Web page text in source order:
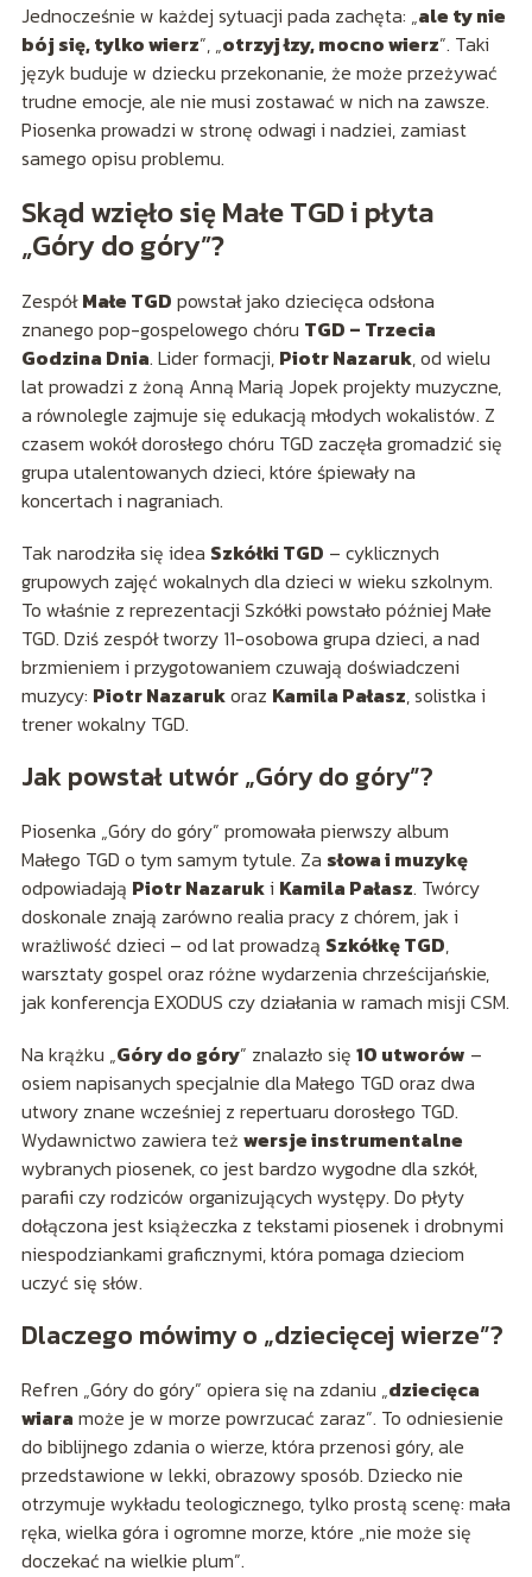
Jednocześnie w każdej sytuacji pada zachęta: „ale ty nie
bój się, tylko wierz”, „otrzyj łzy, mocno wierz”. Taki
język buduje w dziecku przekonanie, że może przeżywać
trudne emocje, ale nie musi zostawać w nich na zawsze.
Piosenka prowadzi w stronę odwagi i nadziei, zamiast
samego opisu problemu.
Skąd wzięło się Małe TGD i płyta
„Góry do góry”?
ZespółMałe TGD powstał jako dziecięca odsłona
znanego pop-gospelowego chóru TGD – Trzecia
Godzina Dnia. Lider formacji, Piotr Nazaruk, od wielu
lat prowadzi z żoną Anną Marią Jopek projekty muzyczne,
a równolegle zajmuje się edukacją młodych wokalistów. Z
czasem wokół dorosłego chóru TGD zaczęła gromadzić się
grupa utalentowanych dzieci, które śpiewały na
koncertach i nagraniach.
Tak narodziła się idea Szkółki TGD – cyklicznych
grupowych zajęć wokalnych dla dzieci w wieku szkolnym.
To właśnie z reprezentacji Szkółki powstało później Małe
TGD. Dziś zespół tworzy 11-osobowa grupa dzieci, a nad
brzmieniem i przygotowaniem czuwają doświadczeni
muzycy: Piotr Nazarukoraz Kamila Pałasz, solistka i
trener wokalny TGD.
Jak powstał utwór „Góry do góry”?
Piosenka „Góry do góry” promowała pierwszy album
Małego TGD o tym samym tytule. Za słowa i muzykę
odpowiadają Piotr Nazaruki Kamila Pałasz. Twórcy
doskonale znają zarówno realia pracy z chórem, jak i
wrażliwość dzieci – od lat prowadzą Szkółkę TGD,
warsztaty gospel oraz różne wydarzenia chrześcijańskie,
jak konferencja EXODUS czy działania w ramach misji CSM.
Na krążku „Góry do góry” znalazło się 10 utworów –
osiem napisanych specjalnie dla Małego TGD oraz dwa
utwory znane wcześniej z repertuaru dorosłego TGD.
Wydawnictwo zawiera też wersje instrumentalne
wybranych piosenek, co jest bardzo wygodne dla szkół,
parafii czy rodziców organizujących występy. Do płyty
dołączona jest książeczka z tekstami piosenek i drobnymi
niespodziankami graficznymi, która pomaga dzieciom
uczyć się słów.
Dlaczego mówimy o „dziecięcej wierze”?
Refren „Góry do góry” opiera się na zdaniu „dziecięca
wiara może je w morze powrzucać zaraz”. To odniesienie
do biblijnego zdania o wierze, która przenosi góry, ale
przedstawione w lekki, obrazowy sposób. Dziecko nie
otrzymuje wykładu teologicznego, tylko prostą scenę: mała
ręka, wielka góra i ogromne morze, które „nie może się
doczekać na wielkie plum”.